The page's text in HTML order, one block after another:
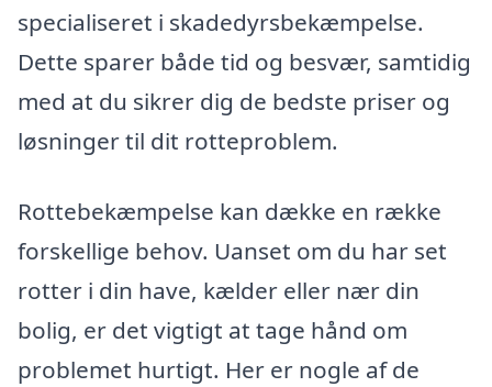
specialiseret i skadedyrsbekæmpelse.
Dette sparer både tid og besvær, samtidig
med at du sikrer dig de bedste priser og
løsninger til dit rotteproblem.
Rottebekæmpelse kan dække en række
forskellige behov. Uanset om du har set
rotter i din have, kælder eller nær din
bolig, er det vigtigt at tage hånd om
problemet hurtigt. Her er nogle af de